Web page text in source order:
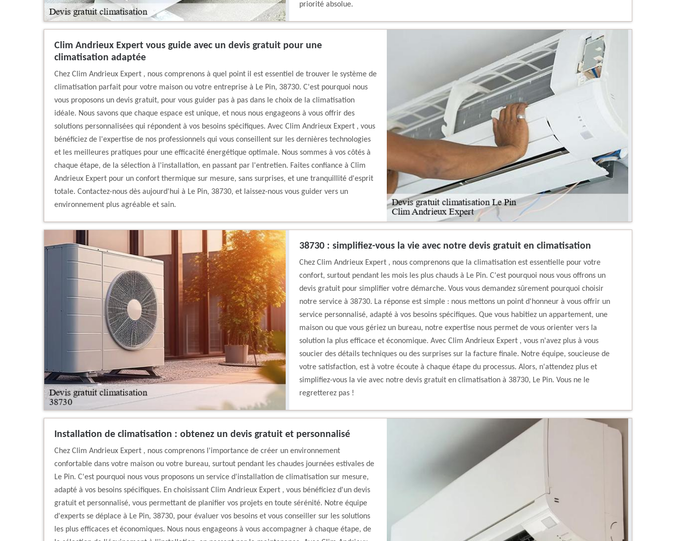
priorité absolue.
Clim Andrieux Expert vous guide avec un devis gratuit pour une
climatisation adaptée
Chez Clim Andrieux Expert , nous comprenons à quel point il est essentiel de trouver le système de
climatisation parfait pour votre maison ou votre entreprise à Le Pin, 38730. C'est pourquoi nous
vous proposons un devis gratuit, pour vous guider pas à pas dans le choix de la climatisation
idéale. Nous savons que chaque espace est unique, et nous nous engageons à vous offrir des
solutions personnalisées qui répondent à vos besoins spécifiques. Avec Clim Andrieux Expert , vous
bénéficiez de l'expertise de nos professionnels qui vous conseillent sur les dernières technologies
et les meilleures pratiques pour une efficacité énergétique optimale. Nous sommes à vos côtés à
chaque étape, de la sélection à l'installation, en passant par l'entretien. Faites confiance à Clim
Andrieux Expert pour un confort thermique sur mesure, sans surprises, et une tranquillité d'esprit
totale. Contactez-nous dès aujourd'hui à Le Pin, 38730, et laissez-nous vous guider vers un
environnement plus agréable et sain.
38730 : simplifiez-vous la vie avec notre devis gratuit en climatisation
Chez Clim Andrieux Expert , nous comprenons que la climatisation est essentielle pour votre
confort, surtout pendant les mois les plus chauds à Le Pin. C'est pourquoi nous vous offrons un
devis gratuit pour simplifier votre démarche. Vous vous demandez sûrement pourquoi choisir
notre service à 38730. La réponse est simple : nous mettons un point d'honneur à vous offrir un
service personnalisé, adapté à vos besoins spécifiques. Que vous habitiez un appartement, une
maison ou que vous gériez un bureau, notre expertise nous permet de vous orienter vers la
solution la plus efficace et économique. Avec Clim Andrieux Expert , vous n'avez plus à vous
soucier des détails techniques ou des surprises sur la facture finale. Notre équipe, soucieuse de
votre satisfaction, est à votre écoute à chaque étape du processus. Alors, n'attendez plus et
simplifiez-vous la vie avec notre devis gratuit en climatisation à 38730, Le Pin. Vous ne le
regretterez pas !
Installation de climatisation : obtenez un devis gratuit et personnalisé
Chez Clim Andrieux Expert , nous comprenons l'importance de créer un environnement
confortable dans votre maison ou votre bureau, surtout pendant les chaudes journées estivales de
Le Pin. C'est pourquoi nous vous proposons un service d'installation de climatisation sur mesure,
adapté à vos besoins spécifiques. En choisissant Clim Andrieux Expert , vous bénéficiez d'un devis
gratuit et personnalisé, vous permettant de planifier vos projets en toute sérénité. Notre équipe
d'experts se déplace à Le Pin, 38730, pour évaluer vos besoins et vous conseiller sur les solutions
les plus efficaces et économiques. Nous nous engageons à vous accompagner à chaque étape, de